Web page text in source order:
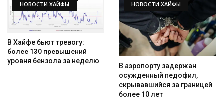
НОВОСТИ ХАЙФЫ
В Хайфе бьют тревогу:
более 130 превышений
уровня бензола за неделю
НОВОСТИ ХАЙФЫ
В аэропорту задержан
осужденный педофил,
скрывавшийся за границей
более 10 лет